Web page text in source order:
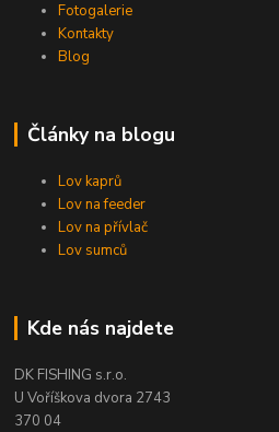
Fotogalerie
Kontakty
Blog
Články na blogu
Lov kaprů
Lov na feeder
Lov na přívlač
Lov sumců
Kde nás najdete
DK FISHING s.r.o.
U Voříškova dvora 2743
370 04